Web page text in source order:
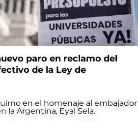
paro en reclamo del
de la Ley de